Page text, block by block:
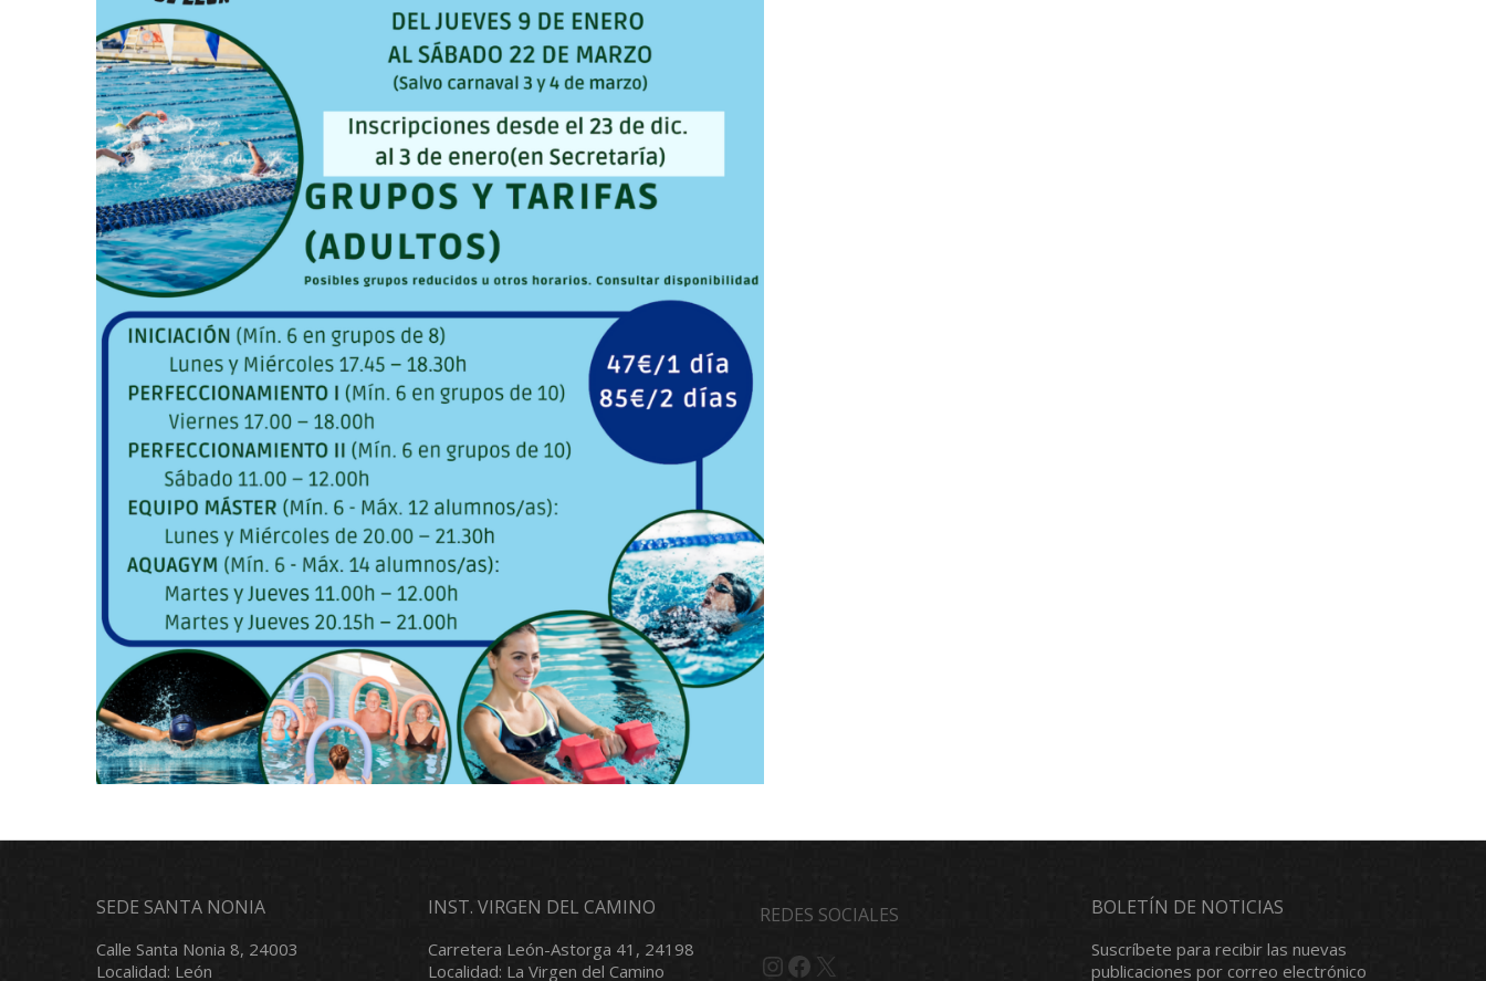
SEDE SANTA NONIA
Calle Santa Nonia 8, 24003
Localidad: León
INST. VIRGEN DEL CAMINO
Carretera León-Astorga 41, 24198
Localidad: La Virgen del Camino
REDES SOCIALES
Instagram
Facebook
X
BOLETÍN DE NOTICIAS
Suscríbete para recibir las nuevas
publicaciones por correo electrónico